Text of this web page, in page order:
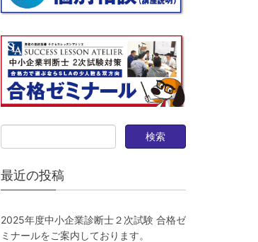
最近の投稿
2025年度中小企業診断士２次試験 合格ゼ
ミナールをご案内しております。